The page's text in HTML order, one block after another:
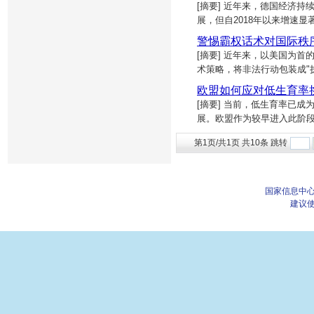
[摘要] 近年来，德国经济持
展，但自2018年以来增速
警惕霸权话术对国际秩
[摘要] 近年来，以美国为首
术策略，将非法行动包装成
欧盟如何应对低生育率
[摘要] 当前，低生育率已成
展。欧盟作为较早进入此阶
第1页/共1页 共10条 跳转
国家信息中
建议